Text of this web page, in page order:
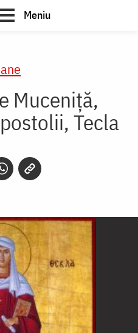
Meniu
Muceniță,
Tecla